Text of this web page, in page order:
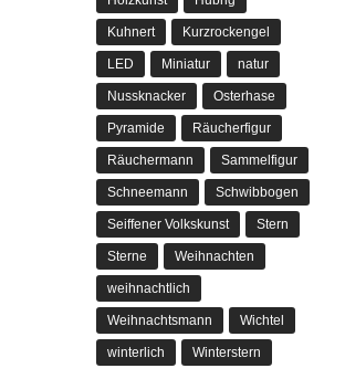
Kuhnert Kurzrockengel
LED Miniatur natur
Nussknacker Osterhase
Pyramide Räucherfigur
Räuchermann Sammelfigur
Schneemann Schwibbogen
Seiffener Volkskunst Stern
Sterne Weihnachten
weihnachtlich
Weihnachtsmann Wichtel
winterlich Winterstern